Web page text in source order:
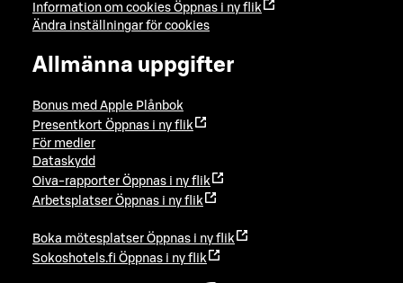
Information om cookies Öppnas i ny flik
Ändra inställningar för cookies
Allmänna uppgifter
Bonus med Apple Plånbok
Presentkort Öppnas i ny flik
För medier
Dataskydd
Oiva-rapporter Öppnas i ny flik
Arbetsplatser Öppnas i ny flik
Boka mötesplatser Öppnas i ny flik
Sokoshotels.fi Öppnas i ny flik